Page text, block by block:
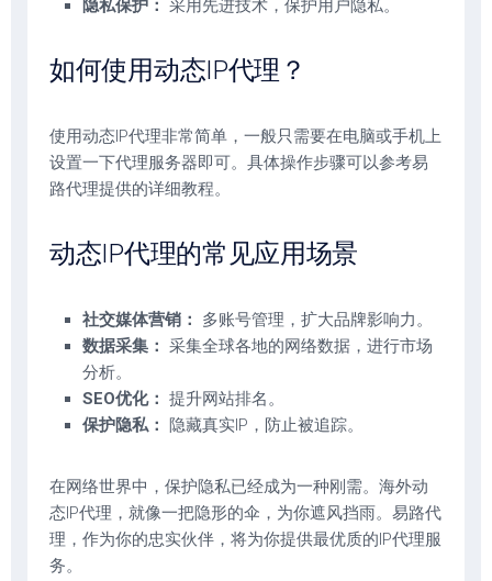
隐私保护： 采用先进技术，保护用户隐私。
如何使用动态IP代理？
使用动态IP代理非常简单，一般只需要在电脑或手机上
设置一下代理服务器即可。具体操作步骤可以参考易
路代理提供的详细教程。
动态IP代理的常见应用场景
社交媒体营销：
多账号管理，扩大品牌影响力。
数据采集： 采集全球各地的网络数据，进行市场
分析。
SEO优化： 提升网站排名。
保护隐私：
隐藏真实IP，防止被追踪。
在网络世界中，保护隐私已经成为一种刚需。海外动
态IP代理，就像一把隐形的伞，为你遮风挡雨。易路代
理，作为你的忠实伙伴，将为你提供最优质的IP代理服
务。